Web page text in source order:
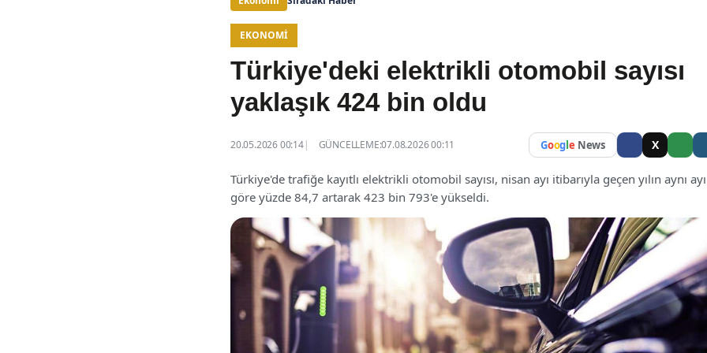
EKONOMI
Türkiye'deki elektrikli otomobil sayısı
yaklaşık 424 bin oldu
20.05.2026 00:14 GÜNCELLEME:07.08.2026 00:11 Google News X
Türkiye'de trafiğe kayıtlı elektrikli otomobil sayısı, nisan ayı itibarıyla geçen yılın aynı
göre yüzde 84,7 artarak 423 bin 793'e yükseldi.